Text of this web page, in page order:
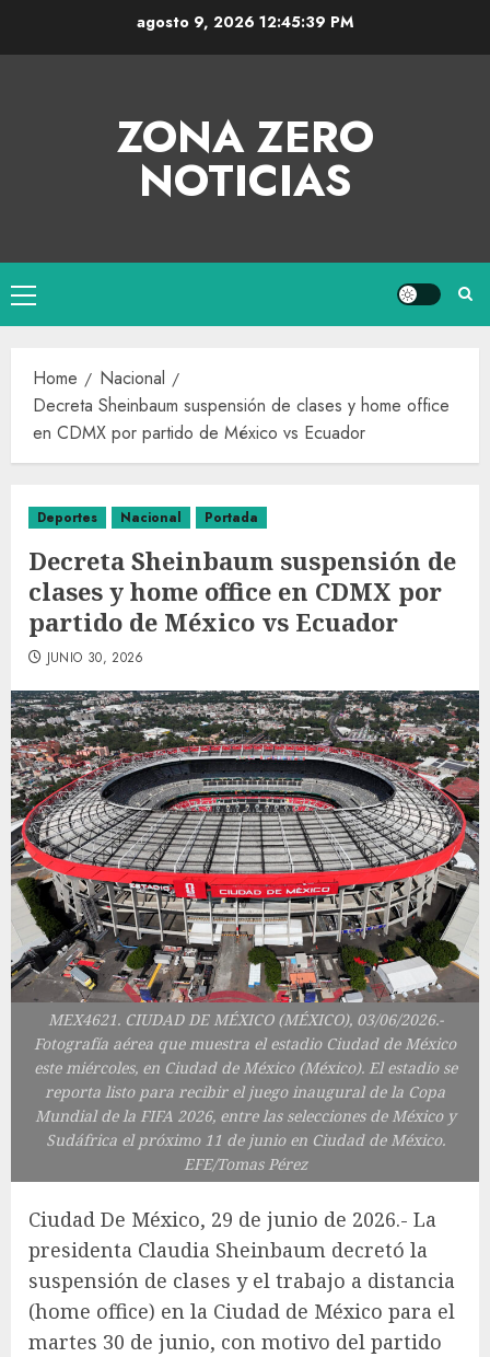
agosto 9, 2026 12:45:40 PM
ZONA ZERO
NOTICIAS
Home
Nacional
Decreta Sheinbaum suspensión de clases y home office
en CDMX por partido de México vs Ecuador
Deportes Nacional Portada
Decreta Sheinbaum suspensión de
clases y home office en CDMX por
partido de México vs Ecuador
JUNIO 30, 2026
MEX4621. CIUDAD DE MÉXICO (MÉXICO), 03/06/2026.-
Fotografía aérea que muestra el estadio Ciudad de México
este miércoles, en Ciudad de México (México). El estadio se
reporta listo para recibir el juego inaugural de la Copa
Mundial de la FIFA 2026, entre las selecciones de México y
Sudáfrica el próximo 11 de junio en Ciudad de México.
EFE/Tomas Pérez
Ciudad De México, 29 de junio de 2026.- La
presidenta Claudia Sheinbaum decretó la
suspensión de clases y el trabajo a distancia
(home office) en la Ciudad de México para el
martes 30 de junio, con motivo del partido